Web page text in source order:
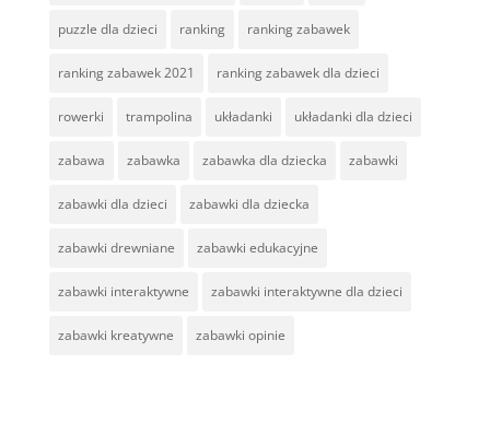
puzzle dla dzieci ranking ranking zabawek
ranking zabawek 2021 ranking zabawek dla dzieci
rowerki trampolina układanki układanki dla dzieci
zabawa zabawka zabawka dla dziecka zabawki
zabawki dla dzieci zabawki dla dziecka
zabawki drewniane zabawki edukacyjne
zabawki interaktywne zabawki interaktywne dla dzieci
zabawki kreatywne zabawki opinie